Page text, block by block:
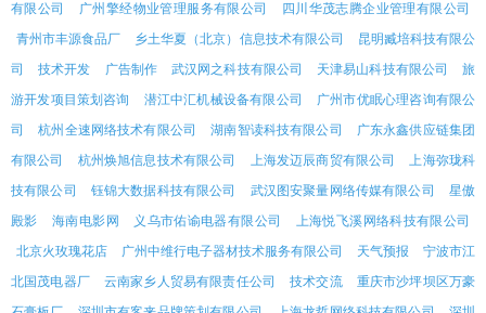
有限公司
广州擎经物业管理服务有限公司
四川华茂志腾企业管理有限公司
青州市丰源食品厂
乡土华夏（北京）信息技术有限公司
昆明臧培科技有限公
司
技术开发 广告制作 武汉网之科技有限公司 天津易山科技有限公司
旅
游开发项目策划咨询
潜江中汇机械设备有限公司
广州市优眠心理咨询有限公
司
杭州全速网络技术有限公司 湖南智读科技有限公司
广东永鑫供应链集团
有限公司
杭州焕旭信息技术有限公司 上海发迈辰商贸有限公司
上海弥珑科
技有限公司
钰锦大数据科技有限公司 武汉图安聚量网络传媒有限公司
星傲
殿影
海南电影网 义乌市佑谕电器有限公司
上海悦飞溪网络科技有限公司
北京火玫瑰花店
广州中维行电子器材技术服务有限公司 天气预报
宁波市江
北国茂电器厂
云南家乡人贸易有限责任公司 技术交流
重庆市沙坪坝区万豪